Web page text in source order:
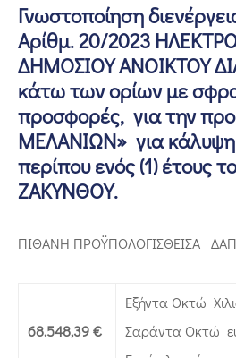
Γνωστοποίηση
Αρίθμ.20/2023
ΔΗΜΟΣΙΟΥ ΑΝΟΙΚΤΟΥ
κάτω των ορίων με
προσφορές, για την
ΜΕΛΑΝΙΩΝ» για
περίπου ενός (1) έτους
ΖΑΚΥΝΘΟΥ.
ΠΙΘΑΝΗ ΠΡΟΫΠΟΛΟΓΙΣΘΕΙΣΑ
68.548,39 €
Εξήντα Οκτώ
Σαράντα Οκτώ